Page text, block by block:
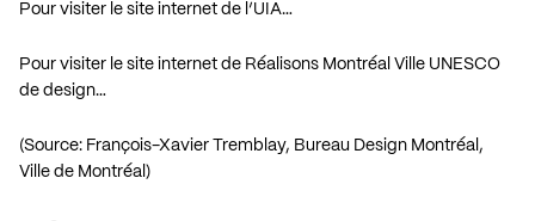
Pour visiter le site internet de l’UIA…
Pour visiter le site internet de Réalisons Montréal Ville UNESCO
de design…
(Source: François-Xavier Tremblay, Bureau Design Montréal,
Ville de Montréal)